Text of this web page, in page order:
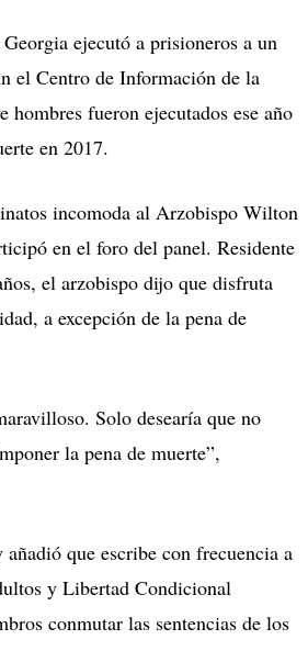
ejecutó a prisioneros a un
el Centro de Información de la
hombres fueron ejecutados ese año
en 2017.
incomoda al Arzobispo Wilton
en el foro del panel. Residente
el arzobispo dijo que disfruta
a excepción de la pena de
Solo desearía que no
la pena de muerte”,
que escribe con frecuencia a
y Libertad Condicional
conmutar las sentencias de los